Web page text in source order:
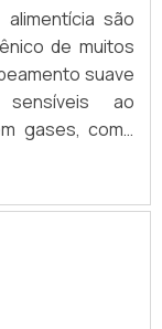
são
de muitos
suave
ao
gases, como
de
A ação
seja percorrido
pode ser